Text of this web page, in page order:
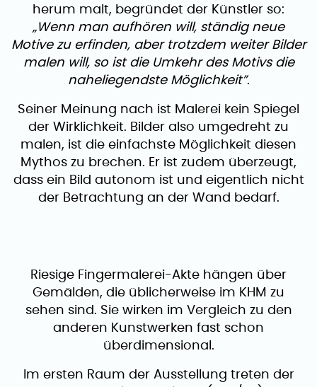
herum malt, begründet der Künstler so:
„Wenn man aufhören will, ständig neue
Motive zu erfinden, aber trotzdem weiter Bilder
malen will, so ist die Umkehr des Motivs die
naheliegendste Möglichkeit”.
Seiner Meinung nach ist Malerei kein Spiegel
der Wirklichkeit. Bilder also umgedreht zu
malen, ist die einfachste Möglichkeit diesen
Mythos zu brechen. Er ist zudem überzeugt,
dass ein Bild autonom ist und eigentlich nicht
der Betrachtung an der Wand bedarf.
Riesige Fingermalerei-Akte hängen über
Gemälden, die üblicherweise im KHM zu
sehen sind. Sie wirken im Vergleich zu den
anderen Kunstwerken fast schon
überdimensional.
Im ersten Raum der Ausstellung treten der